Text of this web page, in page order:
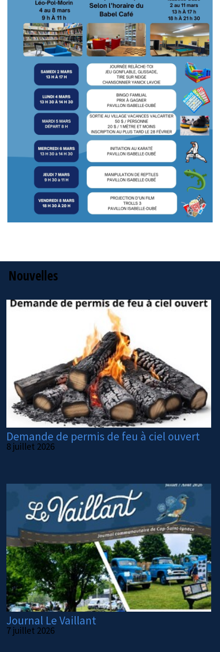
Nouvelles
Demande de permis de feu à ciel ouvert
8 juillet 2026
Journal Le Vaillant
7 juillet 2026